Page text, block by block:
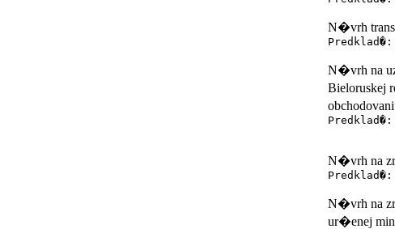
N�vrh
N�vrh na
Bieloruskej
a
N�vrh na
N�vrh na
ur�enej